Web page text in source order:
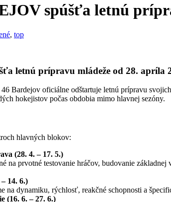
spúšťa letnú
, top
letnú prípravu mládeže od 28. apríla
Bardejov oficiálne odštartuje letnú prípravu
hokejistov počas obdobia mimo hlavnej sezóny.
hlavných blokov:
(28. 4. – 17. 5.)
na prvotné testovanie hráčov, budovanie
14. 6.)
na dynamiku, rýchlosť, reakčné schopnosti a
(16. 6. – 27. 6.)